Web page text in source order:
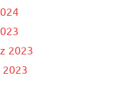
2023
2023